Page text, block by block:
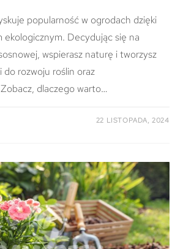
popularność w ogrodach dzięki
ekologicznym. Decydując się na
wspierasz naturę i tworzysz
rozwoju roślin oraz
dlaczego warto…
22 LISTOPADA, 2024